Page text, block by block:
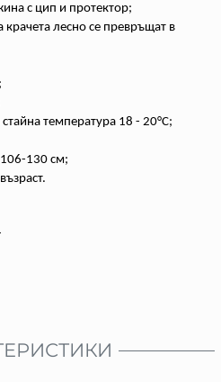
с цип и протектор;
лесно се превръщат в
температура 18 - 20°C;
130 см;